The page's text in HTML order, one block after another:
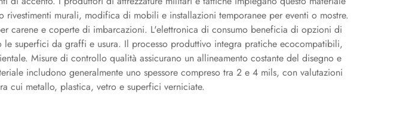
murali, modifica di mobili e installazioni temporanee per eventi o mostre.
carene e coperte di imbarcazioni. L'elettronica di consumo beneficia di opzioni di
superfici da graffi e usura. Il processo produttivo integra pratiche ecocompatibili,
Misure di controllo qualità assicurano un allineamento costante del disegno e
includono generalmente uno spessore compreso tra 2 e 4 mils, con valutazioni
cui metallo, plastica, vetro e superfici verniciate.